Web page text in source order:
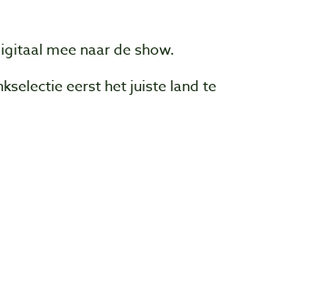
mee naar de show.
eerst het juiste land te